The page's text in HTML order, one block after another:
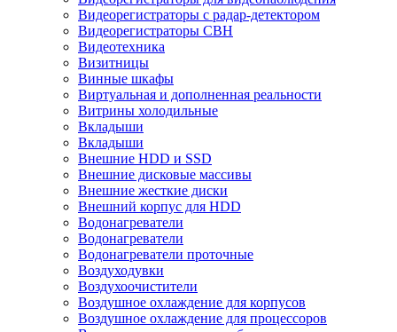
Видеорегистраторы с радар-детектором
Видеорегистраторы СВН
Видеотехника
Визитницы
Винные шкафы
Виртуальная и дополненная реальности
Витрины холодильные
Вкладыши
Вкладыши
Внешние HDD и SSD
Внешние дисковые массивы
Внешние жесткие диски
Внешний корпус для HDD
Водонагреватели
Водонагреватели
Водонагреватели проточные
Воздуходувки
Воздухоочистители
Воздушное охлаждение для корпусов
Воздушное охлаждение для процессоров